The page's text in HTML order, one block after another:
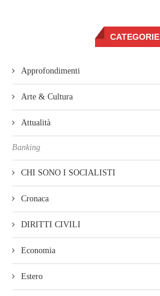
CATEGORIE
Approfondimenti
Arte & Cultura
Attualità
Banking
CHI SONO I SOCIALISTI
Cronaca
DIRITTI CIVILI
Economia
Estero